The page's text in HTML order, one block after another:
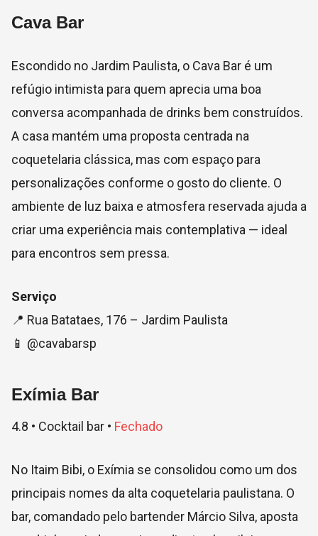
Cava Bar
Escondido no Jardim Paulista, o Cava Bar é um
refúgio intimista para quem aprecia uma boa
conversa acompanhada de drinks bem construídos.
A casa mantém uma proposta centrada na
coquetelaria clássica, mas com espaço para
personalizações conforme o gosto do cliente. O
ambiente de luz baixa e atmosfera reservada ajuda a
criar uma experiência mais contemplativa — ideal
para encontros sem pressa.
Serviço
📍 Rua Batataes, 176 – Jardim Paulista
📱 @cavabarsp
Exímia Bar
4.8 • Cocktail bar • Fechado
No Itaim Bibi, o Exímia se consolidou como um dos
principais nomes da alta coquetelaria paulistana. O
bar, comandado pelo bartender Márcio Silva, aposta